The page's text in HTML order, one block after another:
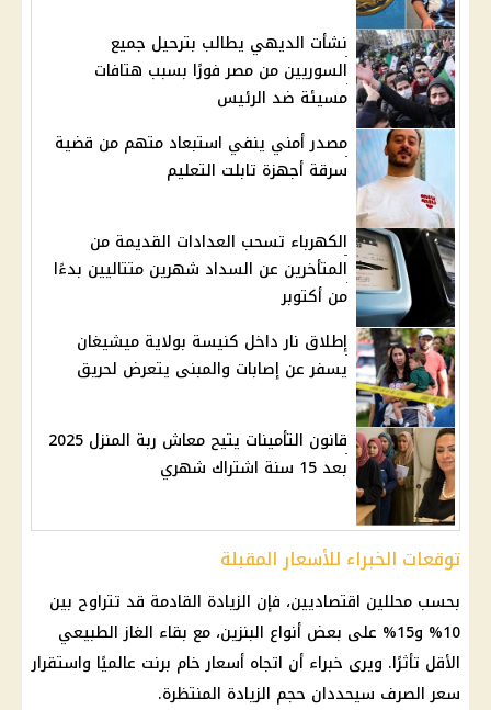
نشأت الديهي يطالب بترحيل جميع
السوريين من مصر فورًا بسبب هتافات
مسيئة ضد الرئيس
مصدر أمني ينفي استبعاد متهم من قضية
سرقة أجهزة تابلت التعليم
الكهرباء تسحب العدادات القديمة من
المتأخرين عن السداد شهرين متتاليين بدءًا
من أكتوبر
إطلاق نار داخل كنيسة بولاية ميشيغان
يسفر عن إصابات والمبنى يتعرض لحريق
قانون التأمينات يتيح معاش ربة المنزل 2025
بعد 15 سنة اشتراك شهري
توقعات الخبراء للأسعار المقبلة
بحسب محللين اقتصاديين، فإن الزيادة القادمة قد تتراوح بين
10% و15% على بعض أنواع البنزين، مع بقاء الغاز الطبيعي
الأقل تأثرًا. ويرى خبراء أن اتجاه أسعار خام برنت عالميًا واستقرار
سعر الصرف سيحددان حجم الزيادة المنتظرة.